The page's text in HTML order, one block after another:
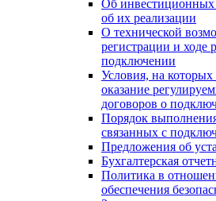
Об инвестиционных
об их реализации
О технической
регистрации и ходе
подключении
Условия, на которых
оказание
договоров о
Порядок
связанных с
Предложения об
Бухгалтерская
Политика в
обеспечения